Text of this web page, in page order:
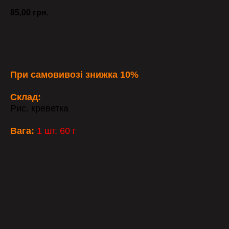
85,00 грн.
При самовивозі знижка 10%
Склад:
Рис, креветка
Вага: 1 шт. 60 г